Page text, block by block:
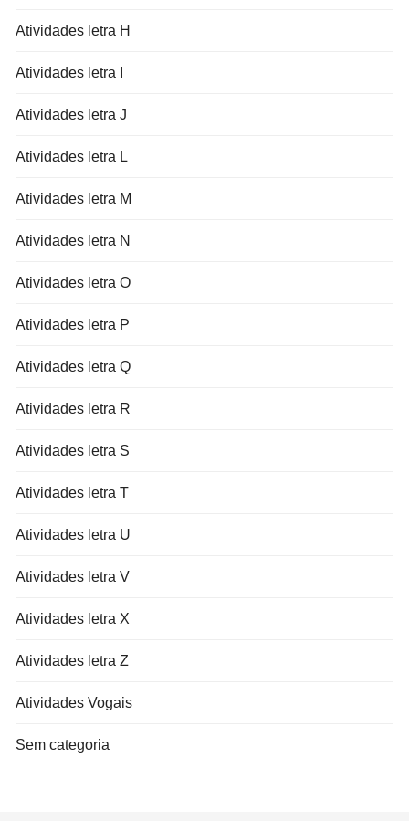
Atividades letra H
Atividades letra I
Atividades letra J
Atividades letra L
Atividades letra M
Atividades letra N
Atividades letra O
Atividades letra P
Atividades letra Q
Atividades letra R
Atividades letra S
Atividades letra T
Atividades letra U
Atividades letra V
Atividades letra X
Atividades letra Z
Atividades Vogais
Sem categoria